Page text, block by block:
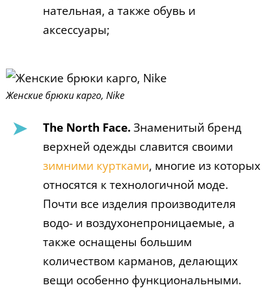
нательная, а также обувь и
аксессуары;
Женские брюки карго, Nike
The North Face.Знаменитый бренд
верхней одежды славится своими
зимними куртками, многие из которых
относятся к технологичной моде.
Почти все изделия производителя
водо- и воздухонепроницаемые, а
также оснащены большим
количеством карманов, делающих
вещи особенно функциональными.